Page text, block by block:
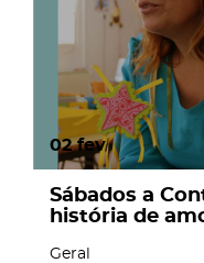
02 fev
Sábados a
história de
Geral